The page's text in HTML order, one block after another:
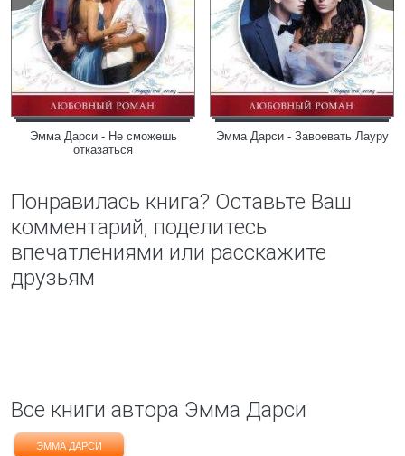
Эмма Дарси - Не сможешь
отказаться
Эмма Дарси - Завоевать Лауру
Понравилась книга? Оставьте Ваш
комментарий, поделитесь
впечатлениями или расскажите
друзьям
Все книги автора Эмма Дарси
ЭММА ДАРСИ